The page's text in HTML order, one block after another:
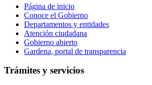
Página de inicio
Conoce el Gobierno
Departamentos y entidades
Atención ciudadana
Gobierno abierto
Gardena, portal de transparencia
Trámites y servicios